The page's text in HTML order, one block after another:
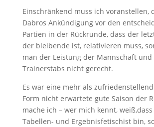
Einschränkend muss ich voranstellen,
Dabros Ankündigung vor den
Partien in der Rückrunde, dass der
der bleibende ist, relativieren muss,
man der Leistung der Mannschaft und
Trainerstabs nicht gerecht.
Es war eine mehr als
Form nicht erwartete gute Saison der
mache ich – wer mich kennt,
Tabellen- und Ergebnisfetischist bin,